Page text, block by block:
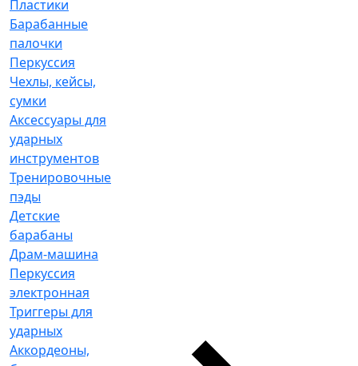
Пластики
Барабанные
палочки
Перкуссия
Чехлы, кейсы,
сумки
Аксессуары для
ударных
инструментов
Тренировочные
пэды
Детские
барабаны
Драм-машина
Перкуссия
электронная
Триггеры для
ударных
Аккордеоны,